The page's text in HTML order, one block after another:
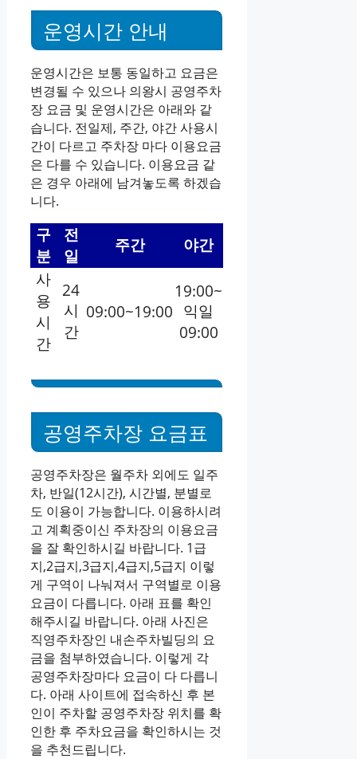
운영시간 안내
운영시간은 보통 동일하고 요금은
변경될 수 있으나 의왕시 공영주차
장 요금 및 운영시간은 아래와 같
습니다. 전일제, 주간, 야간 사용시
간이 다르고 주차장 마다 이용요금
은 다를 수 있습니다. 이용요금 같
은 경우 아래에 남겨놓도록 하겠습
니다.
구
분
전
일
주간
야간
사
용
시
간
24
시
간
09:00~19:00
19:00~
익일
09:00
공영주차장 요금표
공영주차장은 월주차 외에도 일주
차, 반일(12시간), 시간별, 분별로
도 이용이 가능합니다. 이용하시려
고 계획중이신 주차장의 이용요금
을 잘 확인하시길 바랍니다. 1급
지,2급지,3급지,4급지,5급지 이렇
게 구역이 나눠져서 구역별로 이용
요금이 다릅니다. 아래 표를 확인
해주시길 바랍니다. 아래 사진은
직영주차장인 내손주차빌딩의 요
금을 첨부하였습니다. 이렇게 각
공영주차장마다 요금이 다 다릅니
다. 아래 사이트에 접속하신 후 본
인이 주차할 공영주차장 위치를 확
인한 후 주차요금을 확인하시는 것
을 추천드립니다.